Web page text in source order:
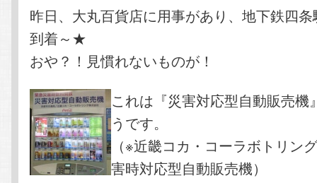
ツ
移
動
へ
動
昨日、大丸百貨店に用事があり、地下鉄四
到着～★
おや？！見慣れないものが！
これは『災害対応型自動販売機
うです。
（※近畿コカ・コーラボトリン
害時対応型自動販売機）